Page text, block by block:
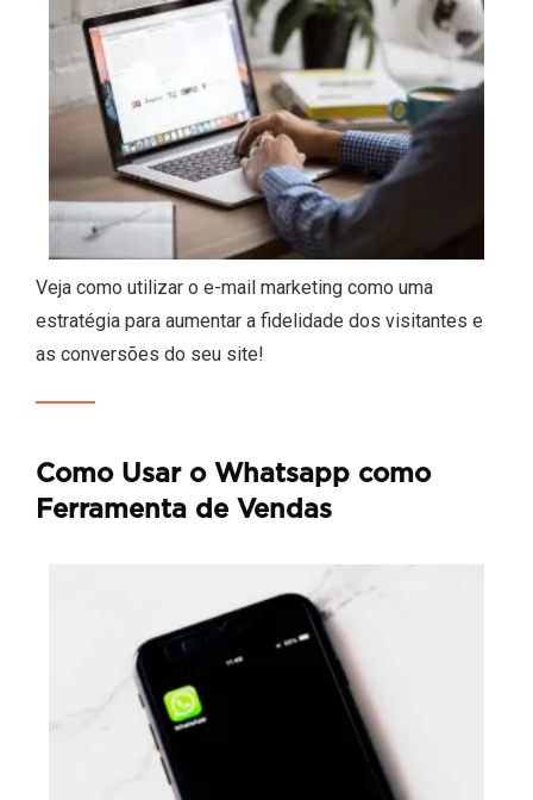
Veja como utilizar o e-mail marketing como uma
estratégia para aumentar a fidelidade dos visitantes e
as conversões do seu site!
Como Usar o Whatsapp como
Ferramenta de Vendas